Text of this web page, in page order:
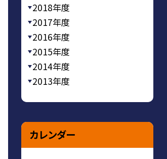
2018年度
2017年度
2016年度
2015年度
2014年度
2013年度
カレンダー